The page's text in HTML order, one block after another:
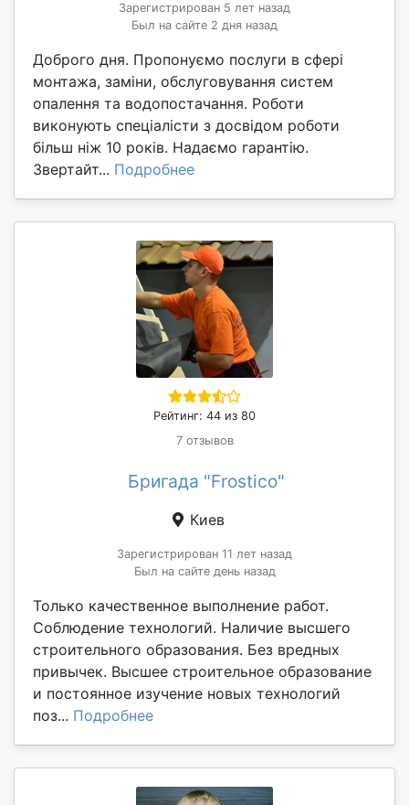
Зарегистрирован 5 лет назад
Был на сайте 2 дня назад
Доброго дня. Пропонуємо послуги в сфері
монтажа, заміни, обслуговування систем
опалення та водопостачання. Роботи
виконують спеціалісти з досвідом роботи
більш ніж 10 років. Надаємо гарантію.
Звертайт... Подробнее
Рейтинг: 44 из 80
7 отзывов
Бригада "Frostico"
Киев
Зарегистрирован 11 лет назад
Был на сайте день назад
Только качественное выполнение работ.
Соблюдение технологий. Наличие высшего
строительного образования. Без вредных
привычек. Высшее строительное образование
и постоянное изучение новых технологий
поз... Подробнее